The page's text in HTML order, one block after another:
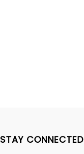
STAY CONNECTED